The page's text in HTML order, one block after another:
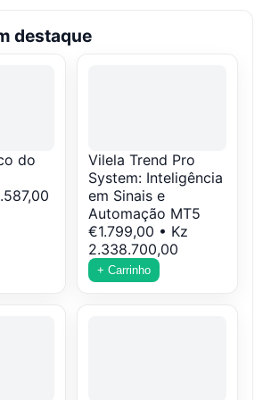
destaque
do
Vilela Trend Pro
System: Inteligência
em Sinais e
Automação MT5
€1.799,00 • Kz
2.338.700,00
+ Carrinho